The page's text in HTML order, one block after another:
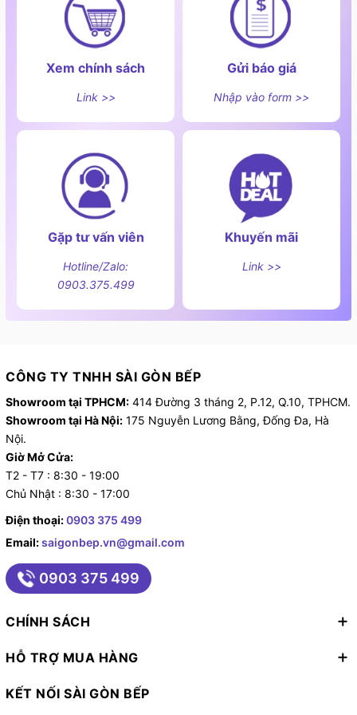
Công suất nướng lớn 1750 W
nướng thông thường. Với công suất lớn cùng hệ thống
lưu chuyển khí nóng 3 chiều, các món nướng sẽ chín
giòn vàng dều.
Xem chính sách
Link >>
Gửi báo giá
Nhập vào form >>
Gặp tư vấn viên
Hotline/Zalo:
0903.375.499
Khuyến mãi
Link >>
CÔNG TY TNHH SÀI GÒN BẾP
Showroom tại TPHCM: 414 Đường 3 tháng 2, P.12, Q.10, TPHCM.
Showroom tại Hà Nội: 175 Nguyễn Lương Bằng, Đống Đa, Hà
Nội.
Giờ Mở Cửa:
T2 - T7 : 8:30 - 19:00
Chủ Nhật : 8:30 - 17:00
Điện thoại:0903 375 499
Email:saigonbep.vn@gmail.com
0903 375 499
CHÍNH SÁCH
HỖ TRỢ MUA HÀNG
KẾT NỐI SÀI GÒN BẾP